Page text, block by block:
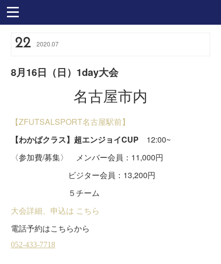
22 2020.07
8月16日（日）1day大会
名古屋市内
【ZFUTSALSPORT名古屋駅前】
【わかばクラス】超エンジョイCUP 12:00~
〈参加費/募集〉 メンバー会員：11,000円
ビジター会員：13,200円
５チーム
大会詳細、申込は こちら
電話予約はこちらから